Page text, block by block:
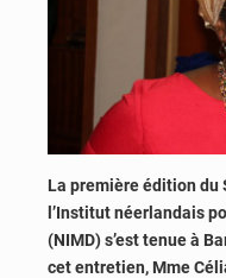
La première édition du
l’Institut néerlandais
(NIMD) s’est tenue à
cet entretien, Mme